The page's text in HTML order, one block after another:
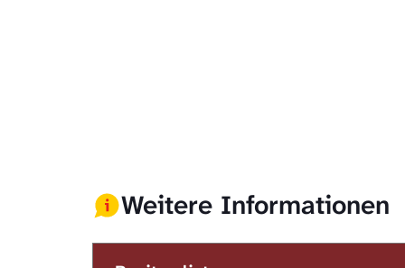
Weitere Informationen